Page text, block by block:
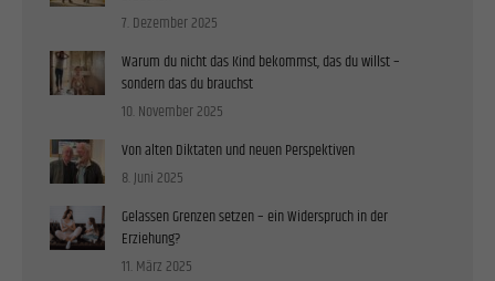
7. Dezember 2025
Warum du nicht das Kind bekommst, das du willst –
sondern das du brauchst
10. November 2025
Von alten Diktaten und neuen Perspektiven
8. Juni 2025
Gelassen Grenzen setzen – ein Widerspruch in der
Erziehung?
11. März 2025
lassen und so nur bestimmte Cookies auswählen.
Alle akzeptieren
Speichern
Datenschutzeinstellungen
Essenziell (1)
Essenzielle Cookies ermöglichen grundlegende Funktionen und sind für die einwandfreie Funktion
der Website erforderlich.
Cookie-Informationen anzeigen